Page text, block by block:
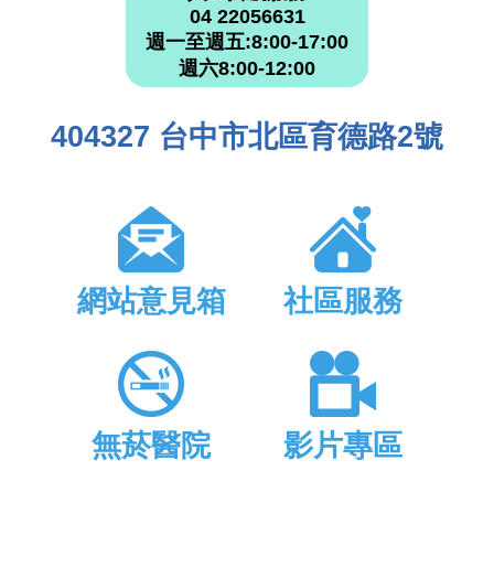
04 22056631
週一至週五:8:00-17:00
週六8:00-12:00
404327 台中市北區育德路2號
網站意見箱 社區服務
無菸醫院 影片專區